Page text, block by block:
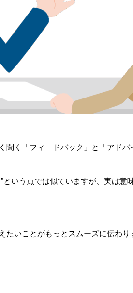
聞く「フィードバック」と「アドバ
という点では似ていますが、実は意
たいことがもっとスムーズに伝わ